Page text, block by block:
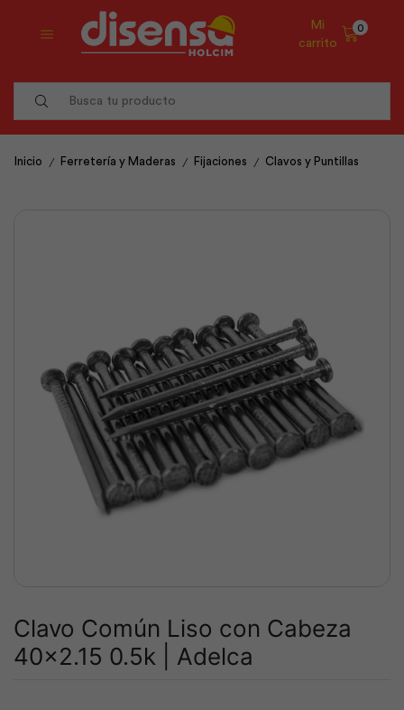
Mi
carrito
0
Inicio / Ferretería y Maderas / Fijaciones / Clavos y Puntillas
Clavo Común Liso con Cabeza
40×2.15 0.5k | Adelca